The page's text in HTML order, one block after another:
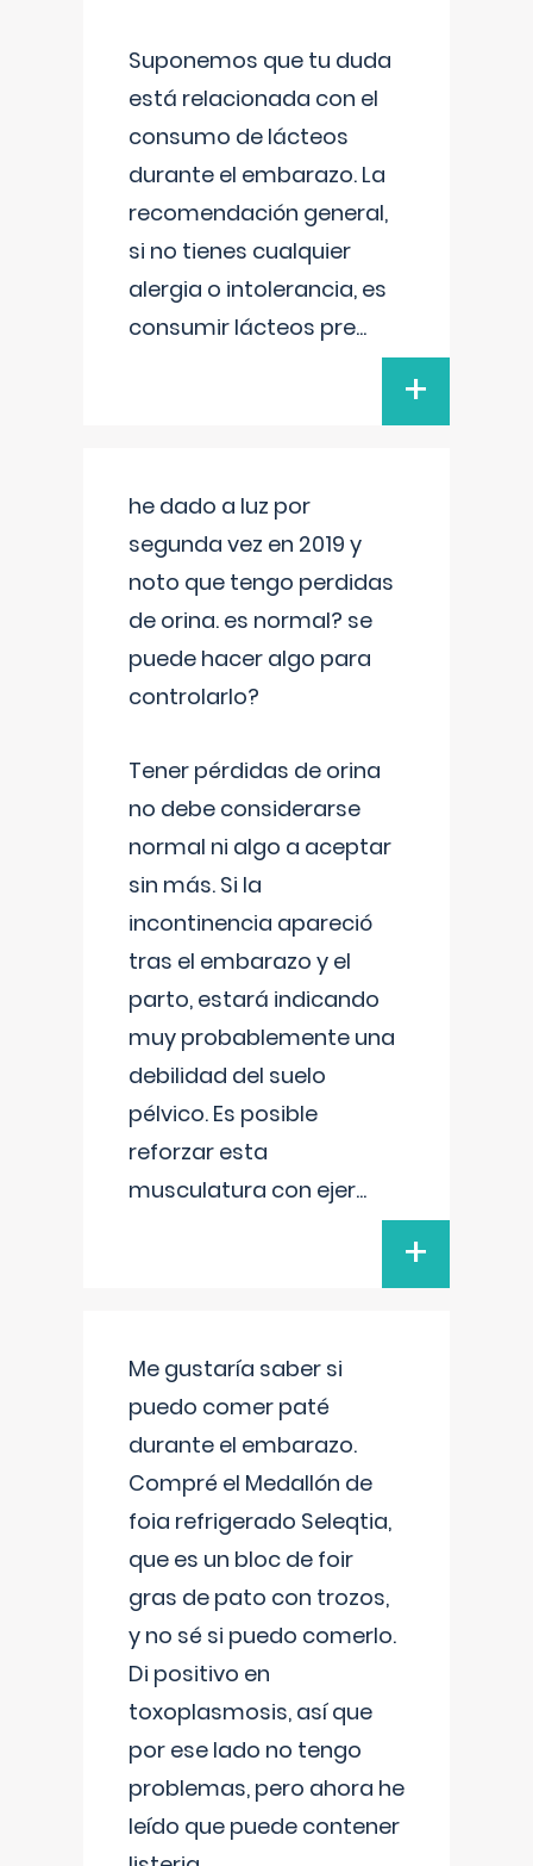
Suponemos que tu duda
está relacionada con el
consumo de lácteos
durante el embarazo. La
recomendación general,
si no tienes cualquier
alergia o intolerancia, es
consumir lácteos pre...
+
he dado a luz por
segunda vez en 2019 y
noto que tengo perdidas
de orina. es normal? se
puede hacer algo para
controlarlo?
Tener pérdidas de orina
no debe considerarse
normal ni algo a aceptar
sin más. Si la
incontinencia apareció
tras el embarazo y el
parto, estará indicando
muy probablemente una
debilidad del suelo
pélvico. Es posible
reforzar esta
musculatura con ejer...
+
Me gustaría saber si
puedo comer paté
durante el embarazo.
Compré el Medallón de
foia refrigerado Seleqtia,
que es un bloc de foir
gras de pato con trozos,
y no sé si puedo comerlo.
Di positivo en
toxoplasmosis, así que
por ese lado no tengo
problemas, pero ahora he
leído que puede contener